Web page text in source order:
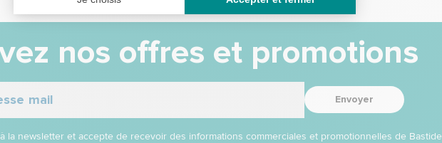
nos offres et promotions
Envoyer
la newsletter et accepte de recevoir des informations commerciales et promotionnelles de Bastide